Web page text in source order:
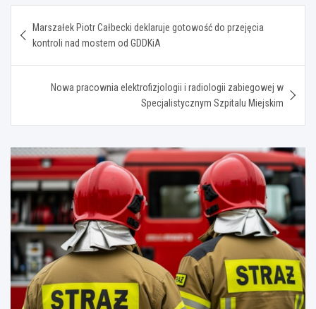
wpisu
Marszałek Piotr Całbecki deklaruje gotowość do przejęcia
kontroli nad mostem od GDDKiA
Nowa pracownia elektrofizjologii i radiologii zabiegowej w
Specjalistycznym Szpitalu Miejskim